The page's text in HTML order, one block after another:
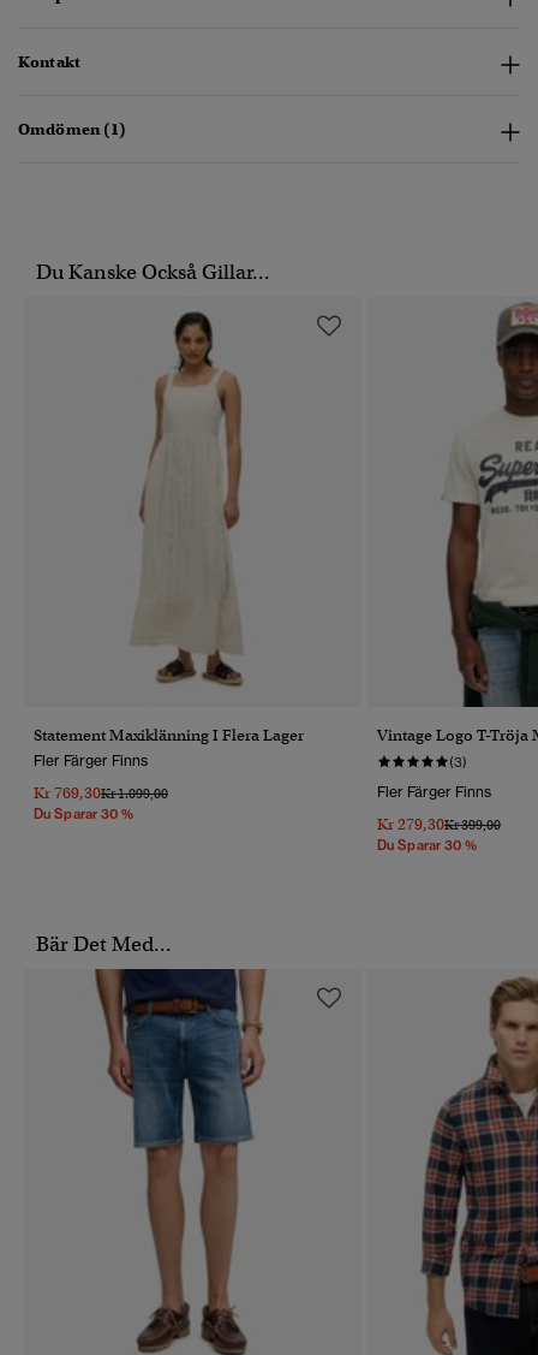
Kontakt
Omdömen (1)
Du Kanske Också Gillar...
Statement Maxiklänning I Flera Lager
Fler Färger Finns
Kr 769,30Pris Reducerat Från
Kr 1.099,00Till
Du Sparar 30 %
Vintage Logo T-Tröja
(3)
Fler Färger Finns
Kr 279,30Pris Reducerat
Kr 399,00Till
Du Sparar 30 %
Bär Det Med...